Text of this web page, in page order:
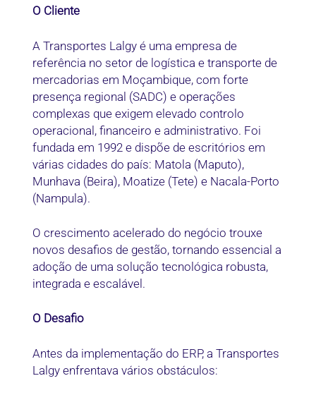
O Cliente
A Transportes Lalgy é uma empresa de
referência no setor de logística e transporte de
mercadorias em Moçambique, com forte
presença regional (SADC) e operações
complexas que exigem elevado controlo
operacional, financeiro e administrativo. Foi
fundada em 1992 e dispõe de escritórios em
várias cidades do país: Matola (Maputo),
Munhava (Beira), Moatize (Tete) e Nacala-Porto
(Nampula).
O crescimento acelerado do negócio trouxe
novos desafios de gestão, tornando essencial a
adoção de uma solução tecnológica robusta,
integrada e escalável.
O Desafio
Antes da implementação do ERP, a Transportes
Lalgy enfrentava vários obstáculos: